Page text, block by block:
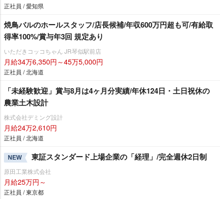
正社員 / 愛知県
焼鳥バルのホールスタッフ/店長候補/年収600万円超も可/有給取
得率100%/賞与年3回 規定あり
いただきコッコちゃん JR琴似駅前店
月給34万6,350円～45万5,000円
正社員 / 北海道
「未経験歓迎」賞与8月は4ヶ月分実績/年休124日・土日祝休の
農業土木設計
株式会社デミング設計
月給24万2,610円
正社員 / 北海道
NEW 東証スタンダード上場企業の「経理」/完全週休2日制
原田工業株式会社
月給25万円～
正社員 / 東京都